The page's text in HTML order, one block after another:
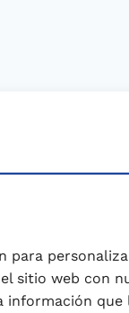
para
sitio web con